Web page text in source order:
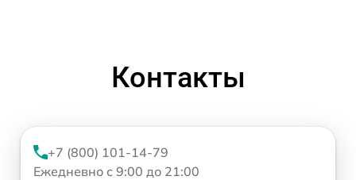
Контакты
+7 (800) 101-14-79
Ежедневно с 9:00 до 21:00